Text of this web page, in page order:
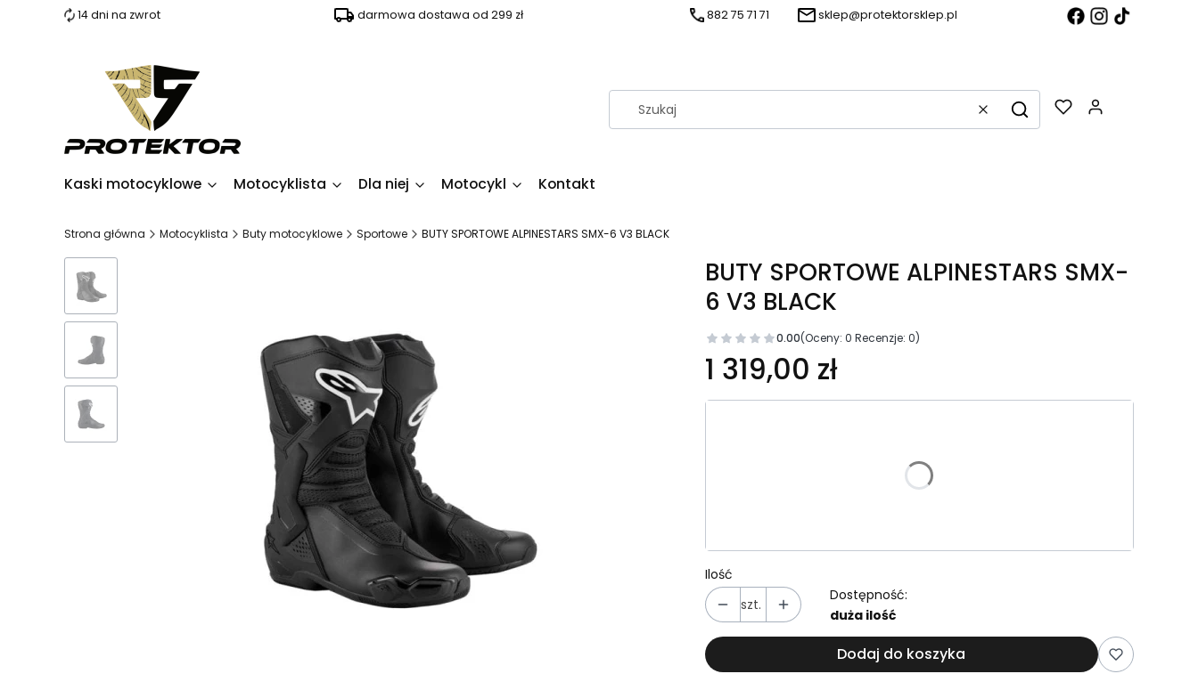
14 dni na zwrot darmowa dostawa od 299 zł 882 75 71 71 sklep@protektorsklep.pl
WyczyśćSzukaj
Kaski motocyklowe Motocyklista Dla niej Motocykl Kontakt
Strona główna Motocyklista Buty motocyklowe Sportowe BUTY SPORTOWE ALPINESTARS SMX-6 V3 BLACK
BUTY SPORTOWE ALPINESTARS SMX-
6 V3 BLACK
0.00(Oceny: 0 Recenzje: 0)
Cena
1 319,00 zł
Ilość
szt.
Dostępność:
duża ilość
Dodaj do koszyka